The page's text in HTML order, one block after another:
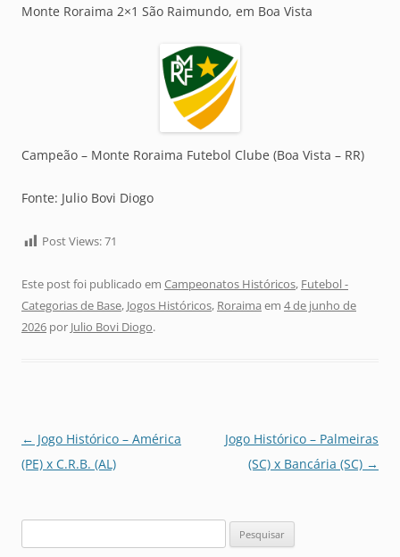
Monte Roraima 2×1 São Raimundo, em Boa Vista
Campeão – Monte Roraima Futebol Clube (Boa Vista – RR)
Fonte: Julio Bovi Diogo
Post Views:71
Este post foi publicado em Campeonatos Históricos, Futebol -
Categorias de Base, Jogos Históricos, Roraima em 4 de junho de
2026 por Julio Bovi Diogo.
Navegação
de
← Jogo Histórico – América
(PE) x C.R.B. (AL)
Jogo Histórico – Palmeiras
(SC) x Bancária (SC) →
por: